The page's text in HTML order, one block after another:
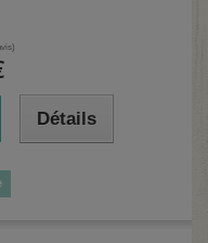
Détails